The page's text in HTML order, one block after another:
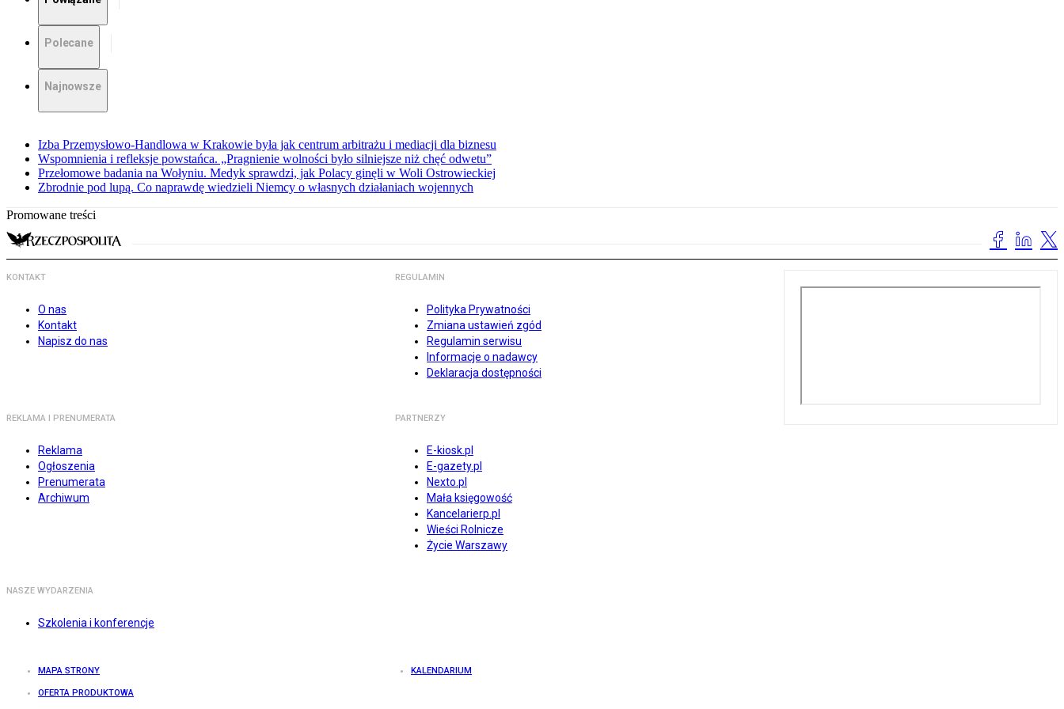
Polecane
Najnowsze
Izba Przemysłowo-Handlowa w Krakowie była jak centrum arbitrażu i mediacji dla biznesu
Wspomnienia i refleksje powstańca. „Pragnienie wolności było silniejsze niż chęć odwetu”
Przełomowe badania na Wołyniu. Medyk sprawdzi, jak Polacy ginęli w Woli Ostrowieckiej
Zbrodnie pod lupą. Co naprawdę wiedzieli Niemcy o własnych działaniach wojennych
Promowane treści
KONTAKT
O nas
Kontakt
Napisz do nas
REGULAMIN
Polityka Prywatności
Zmiana ustawień zgód
Regulamin serwisu
Informacje o nadawcy
Deklaracja dostępności
REKLAMA I PRENUMERATA
Reklama
Ogłoszenia
Prenumerata
Archiwum
PARTNERZY
E-kiosk.pl
E-gazety.pl
Nexto.pl
Mała księgowość
Kancelarierp.pl
Wieści Rolnicze
Życie Warszawy
NASZE WYDARZENIA
Szkolenia i konferencje
MAPA STRONY KALENDARIUM
OFERTA PRODUKTOWA